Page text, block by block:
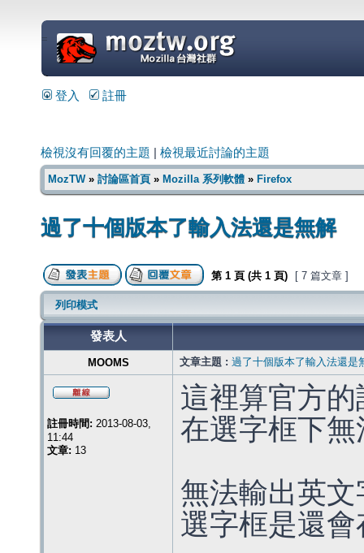
=
登入 註冊
檢視沒有回覆的主題 檢視最近討論的主題
MozTW» 討論區首頁 » Mozilla 系列軟體 » Firefox
過了十個版本了輸入法還是無解
第 1 頁 (共 1 頁) [ 7 篇文章 ]
列印模式
發表人
MOOMS 文章主題 : 過了十個版本了輸入法還是
註冊時間: 2013-08-03,
11:44
文章: 13
這裡算官方
在選字框下
無法輸出英
選字框是還